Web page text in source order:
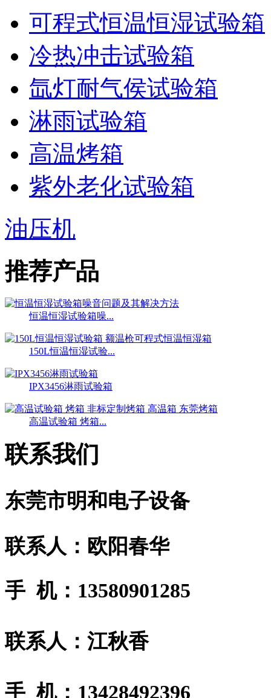
可程式恒温恒湿试验箱
冷热冲击试验箱
氙灯耐气侯试验箱
淋雨试验箱
高温烤箱
紫外老化试验箱
油压机
推荐产品
恒温恒湿试验箱噪...
150L恒温恒湿试验...
IPX3456淋雨试验箱
高温试验箱 烤箱...
联系我们
东莞市明和电子设备
联系人：欧阳春华
手 机：13580901285
联系人：江秋香
手 机：13428492396